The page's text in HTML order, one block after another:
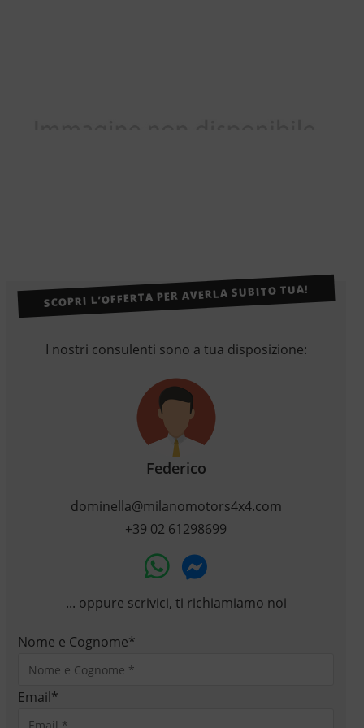
SCOPRI L’OFFERTA PER AVERLA SUBITO TUA!
I nostri consulenti sono a tua disposizione:
Federico
dominella@milanomotors4x4.com
+39 02 61298699
... oppure scrivici, ti richiamiamo noi
Nome e Cognome*
Email*